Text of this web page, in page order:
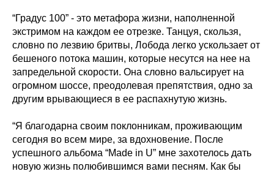
“Градус 100” - это метафора жизни, наполненной
экстримом на каждом ее отрезке. Танцуя, скользя,
словно по лезвию бритвы, Лобода легко ускользает от
бешеного потока машин, которые несутся на нее на
запредельной скорости. Она словно вальсирует на
огромном шоссе, преодолевая препятствия, одно за
другим врывающиеся в ее распахнутую жизнь.
“Я благодарна своим поклонникам, проживающим
сегодня во всем мире, за вдохновение. После
успешного альбома “Made in U” мне захотелось дать
новую жизнь полюбившимся вами песням. Как бы